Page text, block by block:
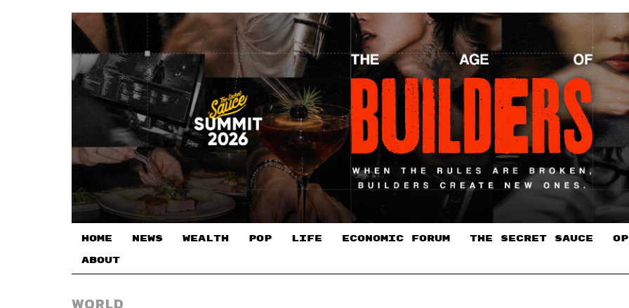
HOME NEWS WEALTH POP LIFE ECONOMIC FORUM THE SECRET SAUCE​
ABOUT